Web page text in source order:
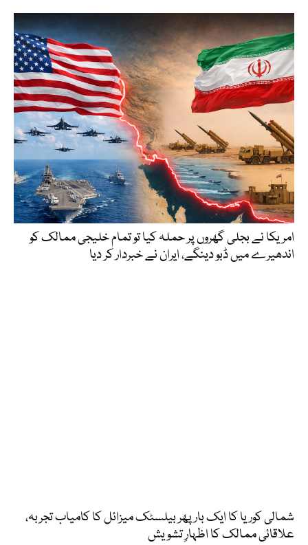
امریکا نے بجلی گھروں پر حملہ کیا تو تمام خلیجی ممالک کو
اندھیرے میں ڈبو دینگے، ایران نے خبردار کر دیا
شمالی کوریا کا ایک بار پھر بیلسٹک میزائل کا کامیاب تجربہ،
علاقائی ممالک کا اظہارِ تشویش